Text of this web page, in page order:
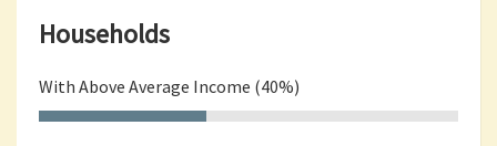
Households
With Above Average Income (40%)